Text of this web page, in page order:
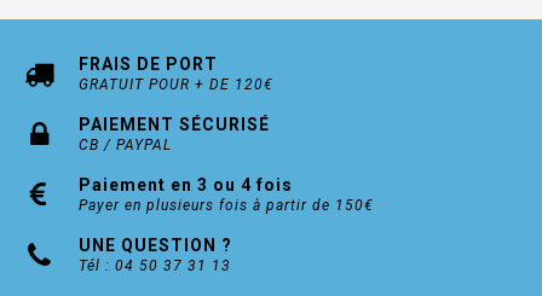
FRAIS DE PORT
GRATUIT POUR + DE 120€
PAIEMENT SÉCURISÉ
CB / PAYPAL
Paiement en 3 ou 4 fois
Payer en plusieurs fois à partir de 150€
UNE QUESTION ?
Tél : 04 50 37 31 13